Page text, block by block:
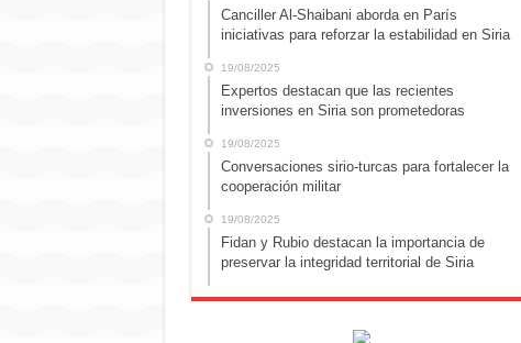
Canciller Al-Shaibani aborda en París
iniciativas para reforzar la estabilidad en Siria
19/08/2025
Expertos destacan que las recientes
inversiones en Siria son prometedoras
19/08/2025
Conversaciones sirio-turcas para fortalecer la
cooperación militar
19/08/2025
Fidan y Rubio destacan la importancia de
preservar la integridad territorial de Siria